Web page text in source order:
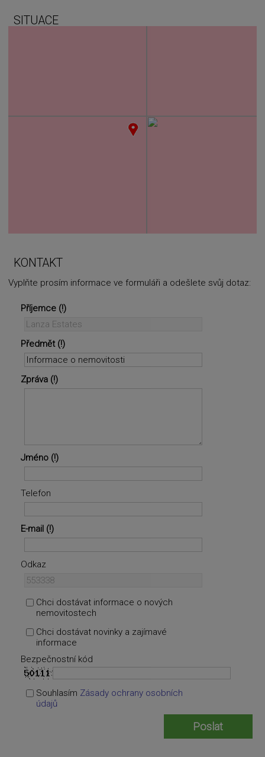
SITUACE
KONTAKT
Vyplňte prosím informace ve formuláři a odešlete svůj dotaz:
Příjemce
Předmět
Zpráva
Jméno
Telefon
E-mail
Odkaz
Chci dostávat informace o nových
nemovitostech
Chci dostávat novinky a zajímavé
informace
Bezpečnostní kód
Souhlasím Zásady ochrany osobních
údajů